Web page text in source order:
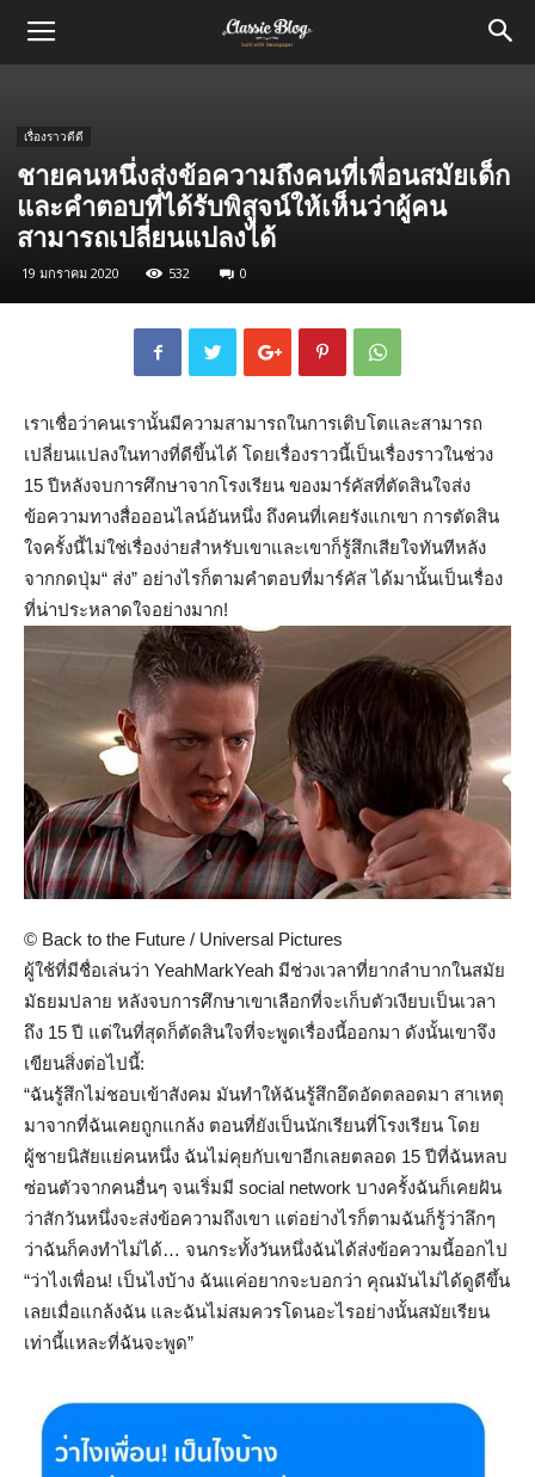
เรื่องราวดีดี
ชายคนหนึ่งส่งข้อความถึงคนที่เพื่อนสมัยเด็ก
และคำตอบที่ได้รับพิสูจน์ให้เห็นว่าผู้คน
สามารถเปลี่ยนแปลงได้
19 มกราคม 2020 532 0
เราเชื่อว่าคนเรานั้นมีความสามารถในการเติบโตและสามารถ
เปลี่ยนแปลงในทางที่ดีขึ้นได้ โดยเรื่องราวนี้เป็นเรื่องราวในช่วง
15 ปีหลังจบการศึกษาจากโรงเรียน ของมาร์คัสที่ตัดสินใจส่ง
ข้อความทางสื่อออนไลน์อันหนึ่ง ถึงคนที่เคยรังแกเขา การตัดสิน
ใจครั้งนี้ไม่ใช่เรื่องง่ายสำหรับเขาและเขาก็รู้สึกเสียใจทันทีหลัง
จากกดปุ่ม“ ส่ง” อย่างไรก็ตามคำตอบที่มาร์คัส ได้มานั้นเป็นเรื่อง
ที่น่าประหลาดใจอย่างมาก!
© Back to the Future / Universal Pictures
ผู้ใช้ที่มีชื่อเล่นว่า YeahMarkYeah มีช่วงเวลาที่ยากลำบากในสมัย
มัธยมปลาย หลังจบการศึกษาเขาเลือกที่จะเก็บตัวเงียบเป็นเวลา
ถึง 15 ปี แต่ในที่สุดก็ตัดสินใจที่จะพูดเรื่องนี้ออกมา ดังนั้นเขาจึง
เขียนสิ่งต่อไปนี้:
“ฉันรู้สึกไม่ชอบเข้าสังคม มันทำให้ฉันรู้สึกอึดอัดตลอดมา สาเหตุ
มาจากที่ฉันเคยถูกแกล้ง ตอนที่ยังเป็นนักเรียนที่โรงเรียน โดย
ผู้ชายนิสัยแย่คนหนึ่ง ฉันไม่คุยกับเขาอีกเลยตลอด 15 ปีที่ฉันหลบ
ซ่อนตัวจากคนอื่นๆ จนเริ่มมี social network บางครั้งฉันก็เคยฝัน
ว่าสักวันหนึ่งจะส่งข้อความถึงเขา แต่อย่างไรก็ตามฉันก็รู้ว่าลึกๆ
ว่าฉันก็คงทำไม่ได้… จนกระทั้งวันหนึ่งฉันได้ส่งข้อความนี้ออกไป
“ว่าไงเพื่อน! เป็นไงบ้าง ฉันแค่อยากจะบอกว่า คุณมันไม่ได้ดูดีขึ้น
เลยเมื่อแกล้งฉัน และฉันไม่สมควรโดนอะไรอย่างนั้นสมัยเรียน
เท่านี้แหละที่ฉันจะพูด”